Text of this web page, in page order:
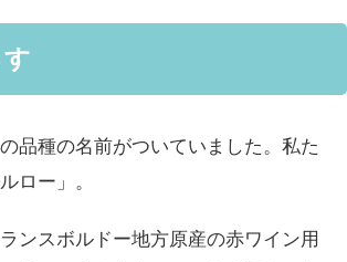
品種の名前がついていました。私た
ロー」。
ンスボルドー地方原産の赤ワイン用